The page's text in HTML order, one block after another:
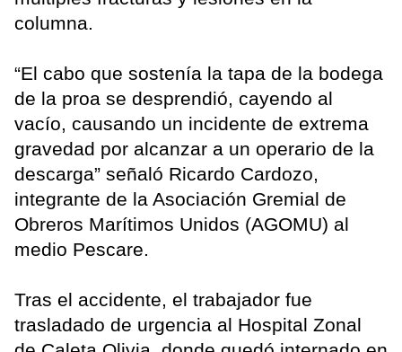
columna.
“El cabo que sostenía la tapa de la bodega
de la proa se desprendió, cayendo al
vacío, causando un incidente de extrema
gravedad por alcanzar a un operario de la
descarga” señaló Ricardo Cardozo,
integrante de la Asociación Gremial de
Obreros Marítimos Unidos (AGOMU) al
medio Pescare.
Tras el accidente, el trabajador fue
trasladado de urgencia al Hospital Zonal